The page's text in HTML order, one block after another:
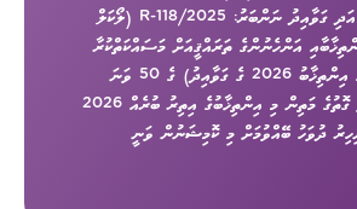
ވަނަ މާއްދާގެ (ހ) އަދި ގަވާއިދު ނަންބަރު: 2025/R-118 (ލޯކަލް
އަންހެނުންގެ ތަރައްޤީއަށް މަސައްކަތްކުރާ
ކޮމިޓީގެ މެންބަރުންގެ އިންތިޚާބު 2026 ގެ ގަވާއިދު) ގެ 50 ވަނަ
މާއްދާގެ (ހ) ގައިވާ ގޮތުގެ މަތިން މި އިންތިޚާބުގެ އިތިރު ބުރެއް 2026
18 ވާ ހޮނިހިރު ދުވަހު ބޭއްވުމަށް މި ކޮމިޝަނުން ވަނީ